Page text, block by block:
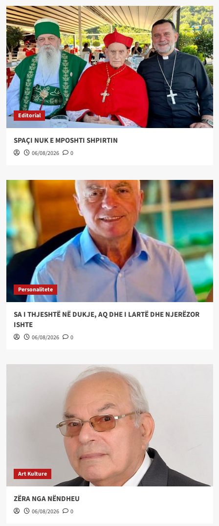
Editorial
SPAÇI NUK E MPOSHTI SHPIRTIN
06/08/2026 0
Personalitete
SA I THJESHTË NË DUKJE, AQ DHE I LARTË DHE NJERËZOR
ISHTE
06/08/2026 0
Art Kulture
ZËRA NGA NËNDHEU
06/08/2026 0